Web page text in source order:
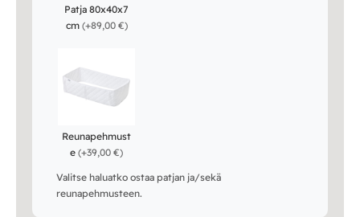
Patja 80x40x7
cm (+89,00 €)
Reunapehmust
e (+39,00 €)
Valitse haluatko ostaa patjan ja/sekä
reunapehmusteen.